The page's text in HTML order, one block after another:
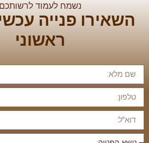
נשמח לעמוד לרשותכם
השאירו פנייה עכשיו
ראשוני